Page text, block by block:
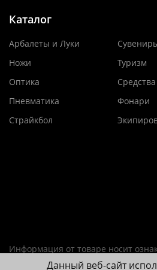
Каталог
Арбалеты и Луки
Ножи
Оптика
Пневматика
Страйкбол
Туризм
Фонари
Информация от товаре носит
Данный веб-сайт